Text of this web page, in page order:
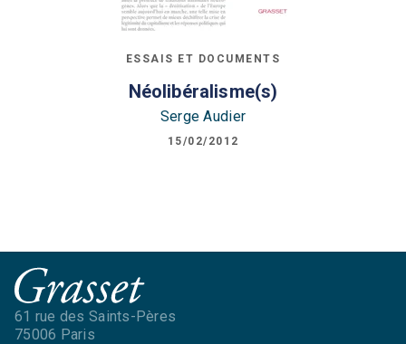
ESSAIS ET DOCUMENTS
Néolibéralisme(s)
Serge Audier
15/02/2012
61 rue des Saints-Pères
75006 Paris